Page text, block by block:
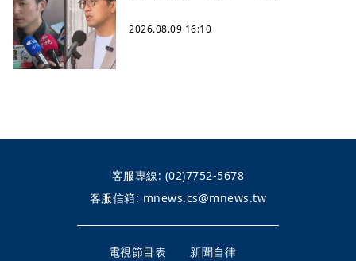
2026.08.09 16:10
客服專線: (02)7752-5678
客服信箱: mnews.cs@mnews.tw
電視節目表
新聞自律